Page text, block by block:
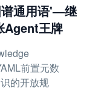
通用语'—继
Agent王牌
前置元数
的开放规